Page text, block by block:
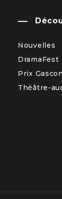
Nouvelles
DramaFest
Prix
Théâtre-